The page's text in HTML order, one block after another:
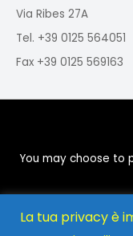
Via Ribes 27A
Tel. +39 0125 564051
Fax +39 0125 569163
You may choose to
La tua privacy è